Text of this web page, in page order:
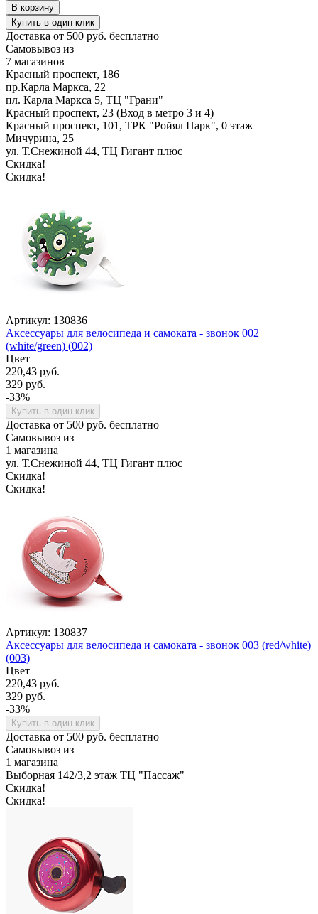
В корзину
Купить в один клик
Доставка от 500 руб. бесплатно
Самовывоз из
7 магазинов
Красный проспект, 186
пр.Карла Маркса, 22
пл. Карла Маркса 5, ТЦ "Грани"
Красный проспект, 23 (Вход в метро 3 и 4)
Красный проспект, 101, ТРК "Ройял Парк", 0 этаж
Мичурина, 25
ул. Т.Снежиной 44, ТЦ Гигант плюс
Скидка!
Скидка!
Артикул: 130836
Аксессуары для велосипеда и самоката - звонок 002
(white/green) (002)
Цвет
220,43 руб.
329 руб.
-33%
Купить в один клик
Доставка от 500 руб. бесплатно
Самовывоз из
1 магазина
ул. Т.Снежиной 44, ТЦ Гигант плюс
Скидка!
Скидка!
Артикул: 130837
Аксессуары для велосипеда и самоката - звонок 003 (red/white)
(003)
Цвет
220,43 руб.
329 руб.
-33%
Купить в один клик
Доставка от 500 руб. бесплатно
Самовывоз из
1 магазина
Выборная 142/3,2 этаж ТЦ "Пассаж"
Скидка!
Скидка!